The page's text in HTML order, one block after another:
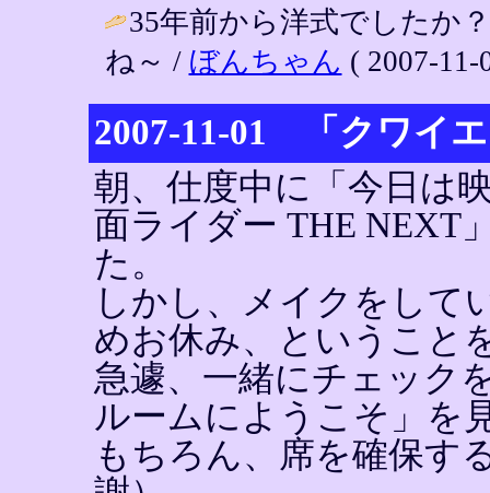
35年前から洋式でしたか
ね～ / ぼんちゃん ( 2007-11-
2007-11-01 「クワイ
朝、仕度中に「今日は
面ライダー THE NEXT
た。
しかし、メイクをして
めお休み、ということ
急遽、一緒にチェック
ルームにようこそ」を
もちろん、席を確保す